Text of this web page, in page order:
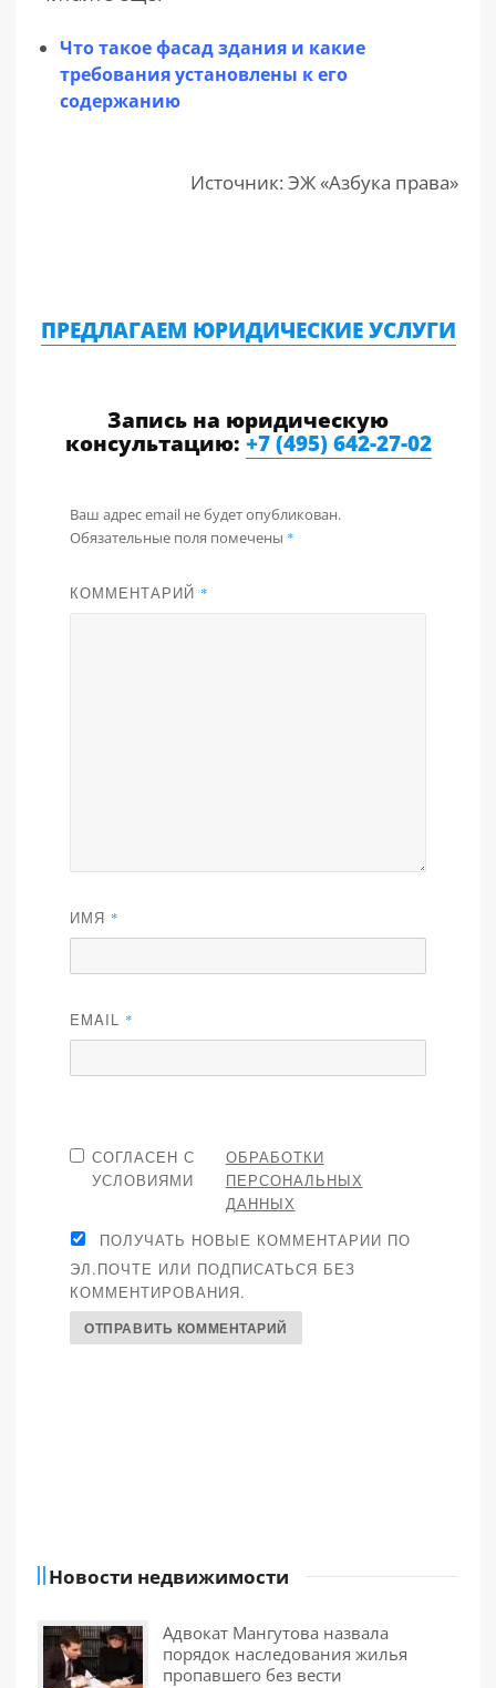
Что такое фасад здания и какие
требования установлены к его
содержанию
Источник: ЭЖ «Азбука права»
ПРЕДЛАГАЕМ ЮРИДИЧЕСКИЕ УСЛУГИ
Запись на юридическую
консультацию: +7 (495) 642-27-02
Ваш адрес email не будет опубликован.
Обязательные поля помечены *
КОММЕНТАРИЙ *
ИМЯ *
EMAIL *
СОГЛАСЕН С
УСЛОВИЯМИ
ОБРАБОТКИ
ПЕРСОНАЛЬНЫХ
ДАННЫХ
ПОЛУЧАТЬ НОВЫЕ КОММЕНТАРИИ ПО
ЭЛ.ПОЧТЕ ИЛИ ПОДПИСАТЬСЯ БЕЗ
КОММЕНТИРОВАНИЯ.
Новости недвижимости
Адвокат Мангутова назвала
порядок наследования жилья
пропавшего без вести